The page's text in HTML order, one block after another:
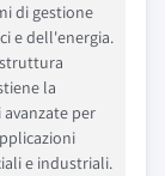
di gestione
e dell'energia.
la
per
e industriali.